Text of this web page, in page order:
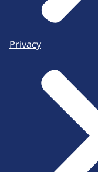
Privacy